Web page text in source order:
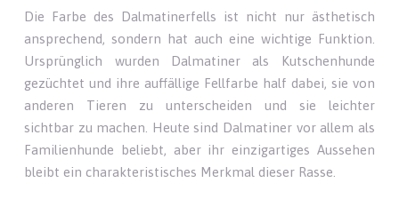
Die Farbe des Dalmatinerfells ist nicht nur ästhetisch
ansprechend, sondern hat auch eine wichtige Funktion.
Ursprünglich wurden Dalmatiner als Kutschenhunde
gezüchtet und ihre auffällige Fellfarbe half dabei, sie von
anderen Tieren zu unterscheiden und sie leichter
sichtbar zu machen. Heute sind Dalmatiner vor allem als
Familienhunde beliebt, aber ihr einzigartiges Aussehen
bleibt ein charakteristisches Merkmal dieser Rasse.